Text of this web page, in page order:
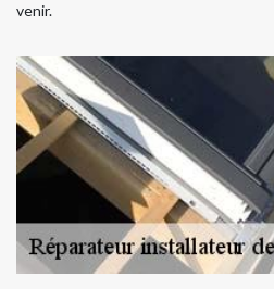
venir.